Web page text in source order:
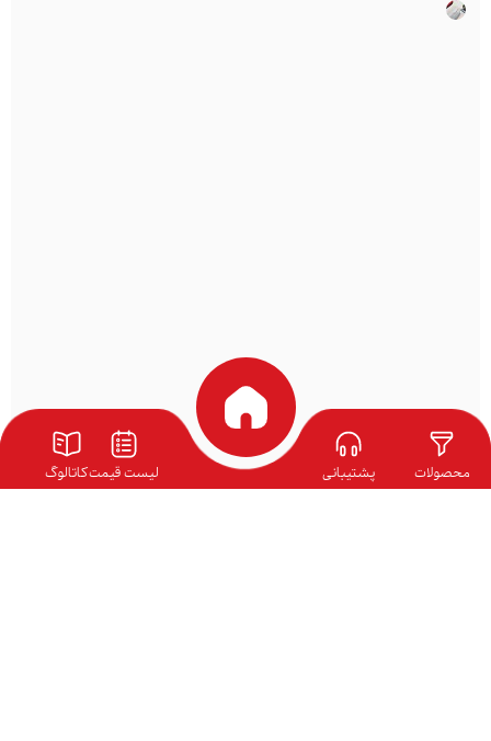
محصولات پشتیبانی لیست قیمتکاتالوگ